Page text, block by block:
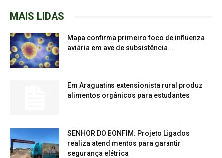
MAIS LIDAS
Mapa confirma primeiro foco de influenza
aviária em ave de subsistência...
Em Araguatins extensionista rural produz
alimentos orgânicos para estudantes
SENHOR DO BONFIM: Projeto Ligados
realiza atendimentos para garantir
segurança elétrica